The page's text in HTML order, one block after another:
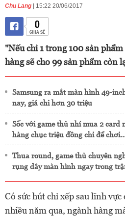
Chu Lang | 15:22 20/06/2017
0
CHIA SẺ
"Nếu chỉ 1 trong 100 sản
hàng sẽ cho 99 sản phẩm còn
Samsung ra mắt màn hình 49-
nay, giá chỉ hơn 30 triệu
Sốc với game thủ nhí mua 2 card
hàng chục triệu đồng chỉ để
Thua round, game thủ chuyên
rụng dây màn hình ngay trong
Có sức hút chỉ xếp sau lĩnh
nhiều năm qua, ngành hàng